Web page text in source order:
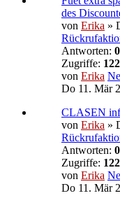
des
von Erika »
Antworten: 0
Zugriffe:
von Erika
Do 11. Mär
CLASEN
von Erika »
Antworten: 0
Zugriffe:
von Erika
Do 11. Mär